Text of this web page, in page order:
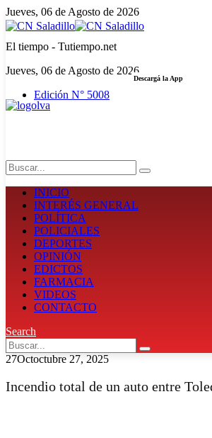
Jueves, 06 de Agosto de 2026
El tiempo - Tutiempo.net
Jueves, 06 de Agosto de 2026
Edición N° 5008
Descargá la App
INICIO
INTERÉS GENERAL
POLÍTICA
POLICIALES
DEPORTES
OPINIÓN
EDICTOS
FARMACIA
VIDEOS
CONTACTO
Search
27Octoctubre 27, 2025
Incendio total de un auto entre